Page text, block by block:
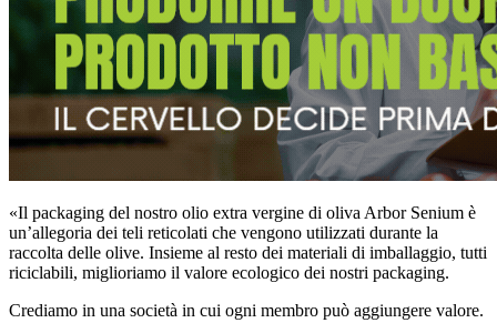
«Il packaging del nostro olio extra vergine di oliva Arbor Senium è
un’allegoria dei teli reticolati che vengono utilizzati durante la
raccolta delle olive. Insieme al resto dei materiali di imballaggio, tutti
riciclabili, miglioriamo il valore ecologico dei nostri packaging.
Crediamo in una società in cui ogni membro può aggiungere valore.